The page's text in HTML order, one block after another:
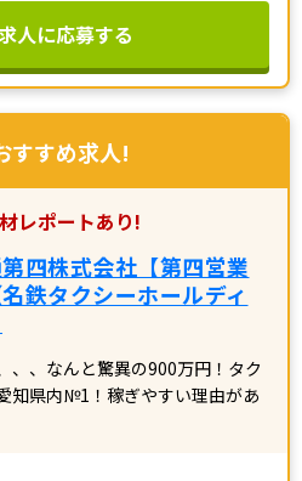
人に応募する
すすめ求人!
レポートあり!
四株式会社【第四営業
鉄タクシーホールディ
、、なんと驚異の900万円！タク
知県内№1！稼ぎやすい理由があ